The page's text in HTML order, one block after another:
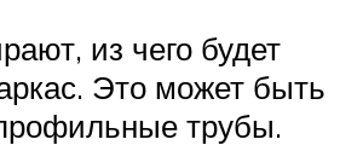
из чего будет
Это может быть
трубы.